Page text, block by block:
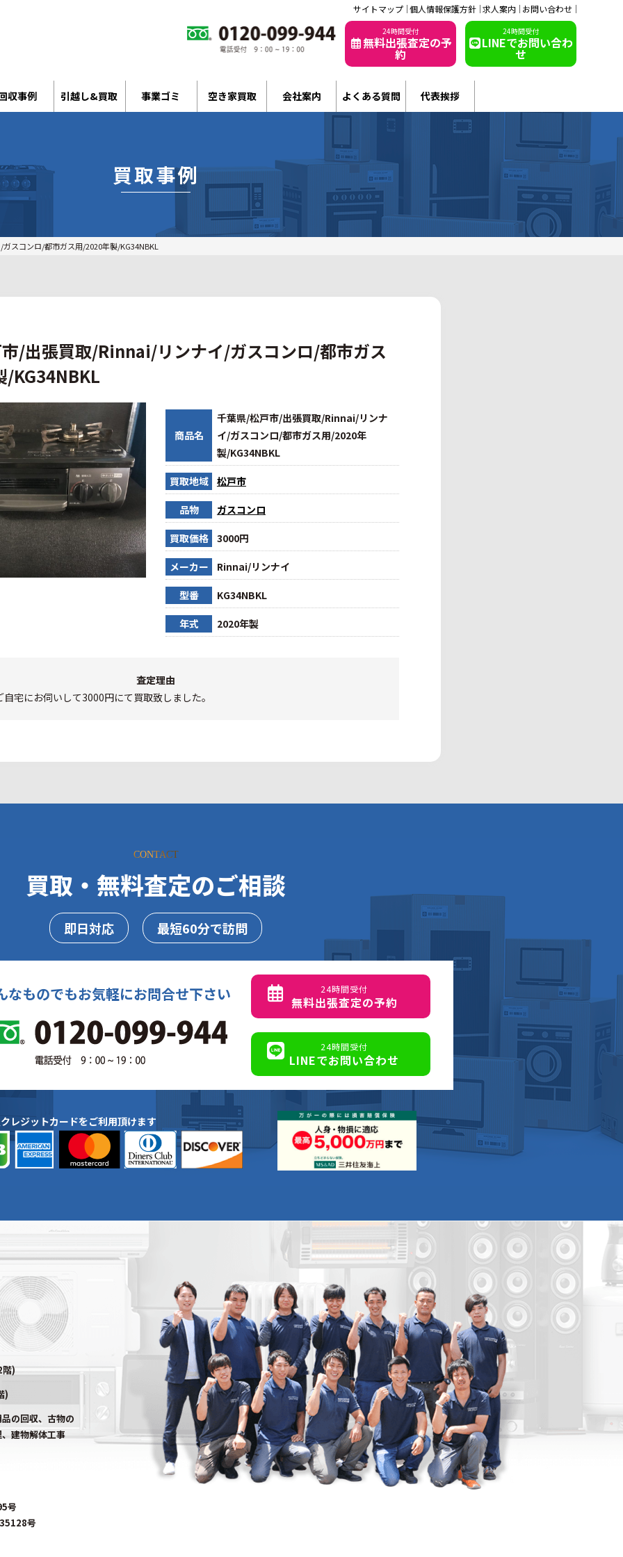
サイトマップ 個人情報保護方針 求人案内 お問い合わせ
24時間受付
無料出張査定の予
約
24時間受付
LINEでお問い合わ
せ
収事例 引越し&買取 事業ゴミ 空き家買取 会社案内 よくある質問 代表挨拶
買取事例
スコンロ/都市ガス用/2020年製/KG34NBKL
/出張買取/Rinnai/リンナイ/ガスコンロ/都市ガス
KG34NBKL
商品名
千葉県/松戸市/出張買取/Rinnai/リンナ
イ/ガスコンロ/都市ガス用/2020年
製/KG34NBKL
買取地域 松戸市
品物 ガスコンロ
買取価格 3000円
メーカー Rinnai/リンナイ
型番 KG34NBKL
年式 2020年製
査定理由
宅にお伺いして3000円にて買取致しました。
CONTACT
買取・無料査定のご相談
即日対応 最短60分で訪問
なものでもお気軽にお問合せ下さい 24時間受付
無料出張査定の予約
24時間受付
LINEでお問い合わせ
レジットカードをご利用頂けます
)
)
の回収、古物の
建物解体工事
号
号